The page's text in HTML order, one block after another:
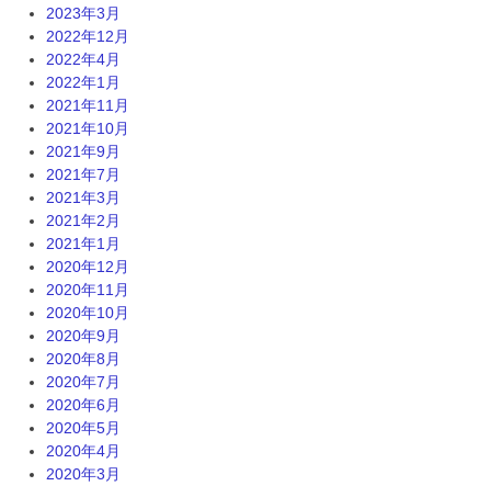
2023年3月
2022年12月
2022年4月
2022年1月
2021年11月
2021年10月
2021年9月
2021年7月
2021年3月
2021年2月
2021年1月
2020年12月
2020年11月
2020年10月
2020年9月
2020年8月
2020年7月
2020年6月
2020年5月
2020年4月
2020年3月